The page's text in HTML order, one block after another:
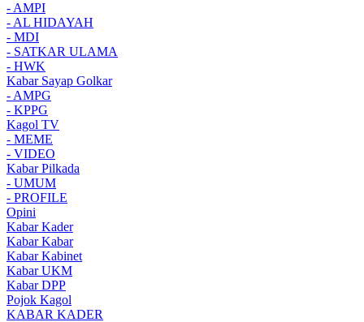
- AMPI
- AL HIDAYAH
- MDI
- SATKAR ULAMA
- HWK
Kabar Sayap Golkar
- AMPG
- KPPG
Kagol TV
- MEME
- VIDEO
Kabar Pilkada
- UMUM
- PROFILE
Opini
Kabar Kader
Kabar Kabar
Kabar Kabinet
Kabar UKM
Kabar DPP
Pojok Kagol
KABAR KADER